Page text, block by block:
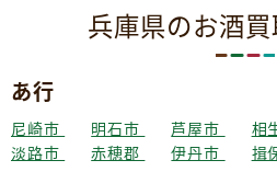
兵庫県のお酒
あ行
尼崎市 明石市 芦屋市 相
淡路市
赤穂郡 伊丹市 揖